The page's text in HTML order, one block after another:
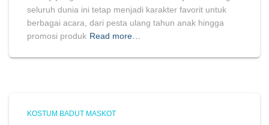
seluruh dunia ini tetap menjadi karakter favorit untuk
berbagai acara, dari pesta ulang tahun anak hingga
promosi produk Read more…
KOSTUM BADUT MASKOT